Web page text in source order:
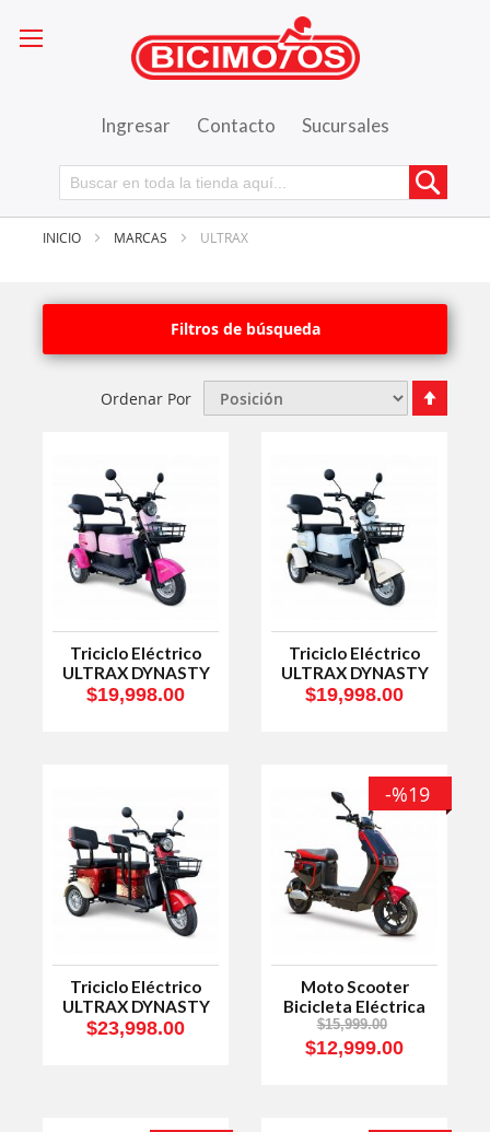
Ingresar Contacto Sucursales
INICIO MARCAS ULTRAX
Filtros de búsqueda
Ordenar Por
Órden
Triciclo Eléctrico
ULTRAX DYNASTY
Rosa
$19,998.00
Triciclo Eléctrico
ULTRAX DYNASTY
Azul
$19,998.00
Triciclo Eléctrico
ULTRAX DYNASTY
MAX 2 Filas
$23,998.00
Moto Scooter
Bicicleta Eléctrica
Ultrax Energy 2
$15,999.00
$12,999.00
-%19